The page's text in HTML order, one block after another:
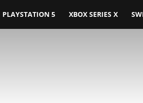
PLAYSTATION 5 XBOX SERIES X